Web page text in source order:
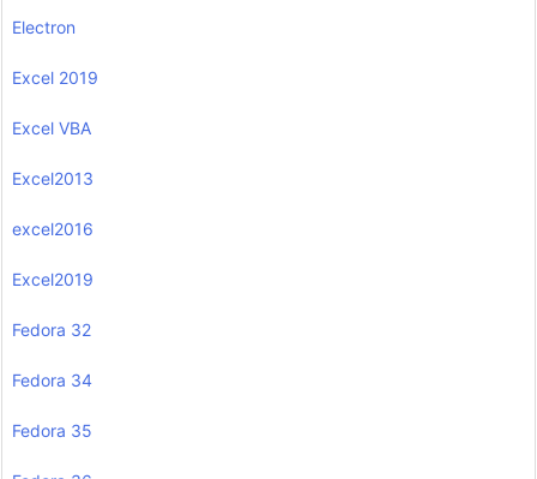
Electron
Excel 2019
Excel VBA
Excel2013
excel2016
Excel2019
Fedora 32
Fedora 34
Fedora 35